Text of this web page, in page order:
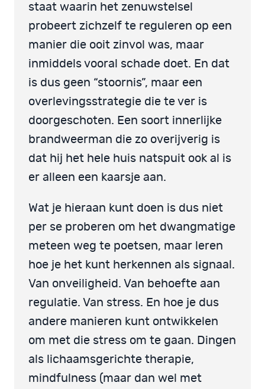
staat waarin het zenuwstelsel
probeert zichzelf te reguleren op een
manier die ooit zinvol was, maar
inmiddels vooral schade doet. En dat
is dus geen “stoornis”, maar een
overlevingsstrategie die te ver is
doorgeschoten. Een soort innerlijke
brandweerman die zo overijverig is
dat hij het hele huis natspuit ook al is
er alleen een kaarsje aan.
Wat je hieraan kunt doen is dus niet
per se proberen om het dwangmatige
meteen weg te poetsen, maar leren
hoe je het kunt herkennen als signaal.
Van onveiligheid. Van behoefte aan
regulatie. Van stress. En hoe je dus
andere manieren kunt ontwikkelen
om met die stress om te gaan. Dingen
als lichaamsgerichte therapie,
mindfulness (maar dan wel met